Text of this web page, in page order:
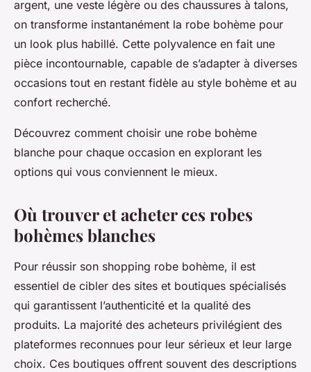
argent, une veste légère ou des chaussures à talons,
on transforme instantanément la robe bohème pour
un look plus habillé. Cette polyvalence en fait une
pièce incontournable, capable de s’adapter à diverses
occasions tout en restant fidèle au style bohème et au
confort recherché.
Découvrez comment choisir une robe bohème
blanche pour chaque occasion en explorant les
options qui vous conviennent le mieux.
Où trouver et acheter ces robes
bohèmes blanches
Pour réussir son shopping robe bohème, il est
essentiel de cibler des sites et boutiques spécialisés
qui garantissent l’authenticité et la qualité des
produits. La majorité des acheteurs privilégient des
plateformes reconnues pour leur sérieux et leur large
choix. Ces boutiques offrent souvent des descriptions